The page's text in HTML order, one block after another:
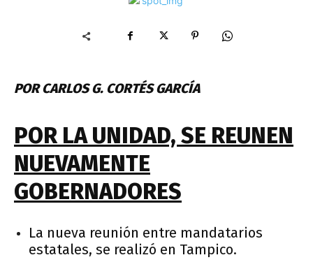
POR CARLOS G. CORTÉS GARCÍA
POR LA UNIDAD, SE REUNEN
NUEVAMENTE
GOBERNADORES
La nueva reunión entre mandatarios
estatales, se realizó en Tampico.